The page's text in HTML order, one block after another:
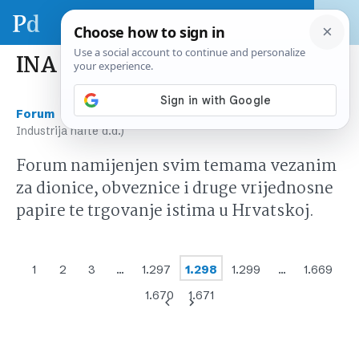
INA (INA-Industrija nafte d.d.)
Forum Tržište kapitala Hrvatska ›
INA (INA-
Industrija nafte d.d.)
Forum namijenjen svim temama vezanim
za dionice, obveznice i druge vrijednosne
papire te trgovanje istima u Hrvatskoj.
1 2 3 … 1.297 1.298 1.299 …
1.669
1.670
1.671